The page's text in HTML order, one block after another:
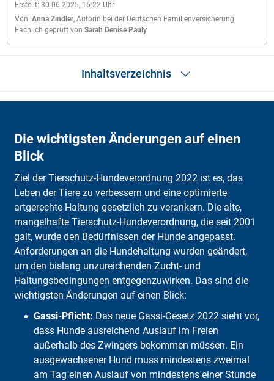
Erstellt: 30.06.2025, 16:22Uhr
Von Anna Zindler, Autorin bei der Deutschen Familienversicherung
Fachlich geprüft von Sarah Denise Pauly
Inhaltsverzeichnis
Was ist die Tierschutz-Hundeverordnung?
Welche Änderungen in der Tierschutz-Hundeverordnung 2022?
Häufige Fragen
Die wichtigsten Änderungen auf einen
Blick
Ziel der Tierschutz-Hundeverordnung 2022 ist es, das
Leben der Tiere zu verbessern und eine optimierte
artgerechte Haltung gesetzlich zu verankern. Die alte,
mangelhafte Tierschutz-Hundeverordnung, die seit 2001
galt, wurde den Bedürfnissen der Hunde angepasst.
Anforderungen an die Hundehaltung wurden geändert,
um den bislang unzureichenden Zucht- und
Haltungsbedingungen entgegenzuwirken. Das sind die
wichtigsten Änderungen auf einen Blick:
Gassi-Pflicht: Das neue Gassi-Gesetz 2022 sieht vor,
dass Hunde ausreichend Auslauf im Freien
außerhalb des Zwingers bekommen müssen. Ein
ausgewachsener Hund muss mindestens zweimal
am Tag einen Auslauf von mindestens einer Stunde